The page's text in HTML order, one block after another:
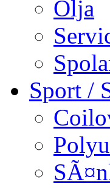
Olja
Sport /